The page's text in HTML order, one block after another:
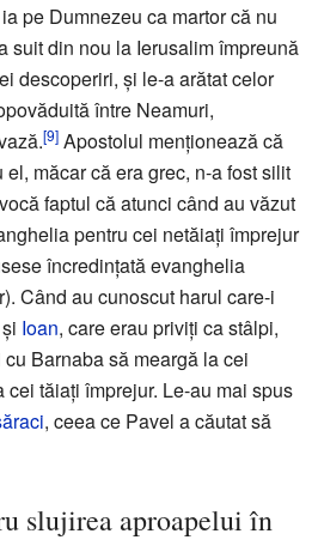
pe Dumnezeu ca martor că nu
suit din nou la Ierusalim împreună
descoperiri, și le-a arătat celor
între Neamuri,
[9] Apostolul menționează că
el, măcar că era grec, n-a fost silit
faptul că atunci când au văzut
pentru cei netăiați împrejur
încredințată evanghelia
Când au cunoscut harul care-i
Ioan, care erau priviți ca stâlpi,
Barnaba să meargă la cei
tăiați împrejur. Le-au mai spus
, ceea ce Pavel a căutat să
slujirea aproapelui în